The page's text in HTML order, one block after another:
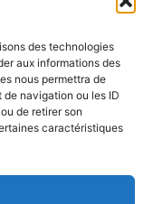
des technologies
aux informations des
nous permettra de
navigation ou les ID
de retirer son
caractéristiques
site dans le